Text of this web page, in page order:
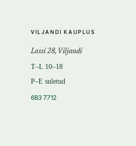
VILJANDI KAUPLUS
Lossi 28, Viljandi
T–L 10–18
P–E suletud
683 7712